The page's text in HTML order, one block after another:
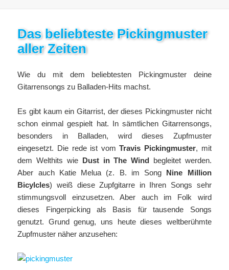
Das beliebteste Pickingmuster
aller Zeiten
Wie du mit dem beliebtesten Pickingmuster deine
Gitarrensongs zu Balladen-Hits machst.
Es gibt kaum ein Gitarrist, der dieses Pickingmuster nicht
schon einmal gespielt hat. In sämtlichen Gitarrensongs,
besonders in Balladen, wird dieses Zupfmuster
eingesetzt. Die rede ist vomTravis Pickingmuster, mit
dem Welthits wie Dust in The Wind begleitet werden.
Aber auch Katie Melua (z. B. im Song Nine Million
Bicylcles) weiß diese Zupfgitarre in Ihren Songs sehr
stimmungsvoll einzusetzen. Aber auch im Folk wird
dieses Fingerpicking als Basis für tausende Songs
genutzt. Grund genug, uns heute dieses weltberühmte
Zupfmuster näher anzusehen: